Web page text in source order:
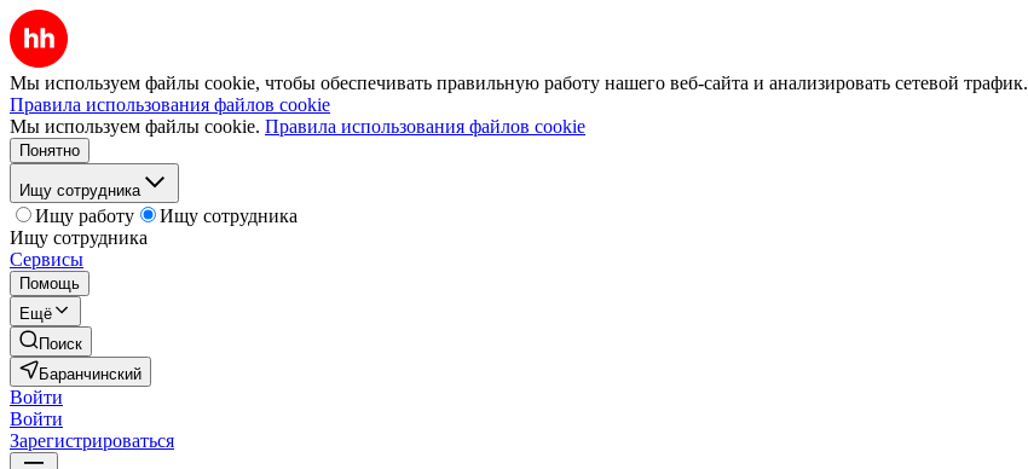
Мы используем файлы cookie, чтобы обеспечивать правильную работу нашего веб-сайта и анализировать сетевой трафик.
Правила использования файлов cookie
Мы используем файлы cookie. Правила использования файлов cookie
Понятно
Ищу сотрудника
Ищу работу
Ищу сотрудника
Ищу сотрудника
Сервисы
Помощь
Ещё
Поиск
Баранчинский
Войти
Войти
Зарегистрироваться